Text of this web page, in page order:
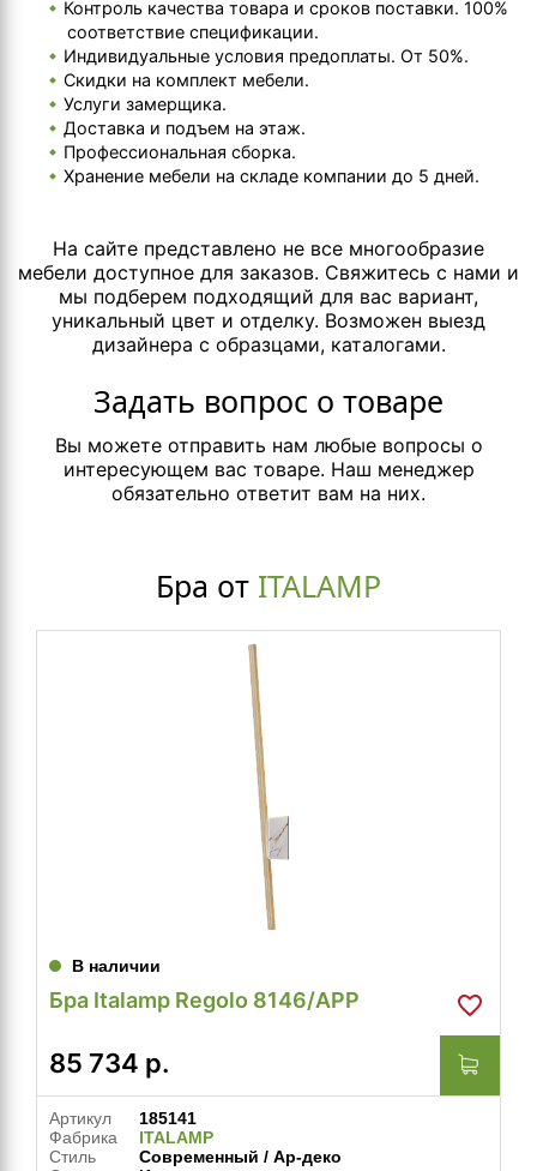
Контроль качества товара и сроков поставки. 100%
соответствие спецификации.
Индивидуальные условия предоплаты. От 50%.
Скидки на комплект мебели.
Услуги замерщика.
Доставка и подъем на этаж.
Профессиональная сборка.
Хранение мебели на складе компании до 5 дней.
На сайте представлено не все многообразие
мебели доступное для заказов. Свяжитесь с нами и
мы подберем подходящий для вас вариант,
уникальный цвет и отделку. Возможен выезд
дизайнера с образцами, каталогами.
Задать вопрос о товаре
Вы можете отправить нам любые вопросы о
интересующем вас товаре. Наш менеджер
обязательно ответит вам на них.
Бра от ITALAMP
В наличии
Бра Italamp Regolo 8146/APP
85 734 р.
Артикул
185141
Фабрика
ITALAMP
Стиль
Современный / Ар-деко